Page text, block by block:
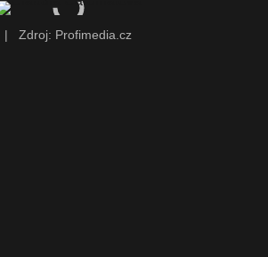
| Zdroj: Profimedia.cz